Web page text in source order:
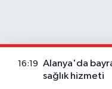
16:19
Alanya'da
sağlık hizmeti